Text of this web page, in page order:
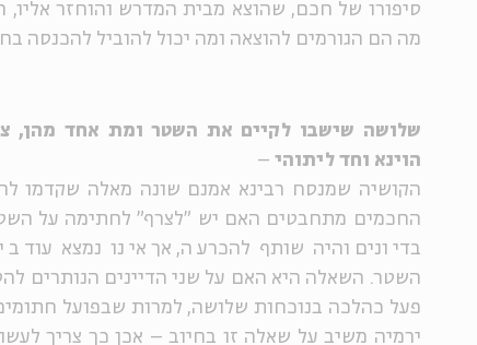
סיפורו של חכם, שהוצא מבית המדרש והוחזר אליו,
מה הם הגורמים להוצאה ומה יכול להוביל להכנסה
שלושה שישבו לקיים את השטר ומת אחד מהן,
הוינא וחד ליתוהי –
הקושיה שמנסח רבינא אמנם שונה מאלה שקדמו
החכמים מתחבטים האם יש "לצרף" לחתימה על
בדיונים והיה שותף להכרעה, אך אינו נמצא עוד
השטר. השאלה היא האם על שני הדיינים הנותרים
פעל כהלכה בנוכחות שלושה, למרות שבפועל
ירמיה משיב על שאלה זו בחיוב – אכן כך צריך